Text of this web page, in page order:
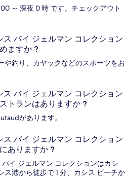
～ 深夜 0 時 です。チェックアウト
ス バイ ジェルマン コレクション
ますか ?
や釣り、カヤックなどのスポーツをお
ス バイ ジェルマン コレクション
トランはありますか ?
があります。
ス バイ ジェルマン コレクション
ありますか ?
イ ジェルマン コレクションはカシ
ス港から徒歩で 1 分、カシス ビーチか